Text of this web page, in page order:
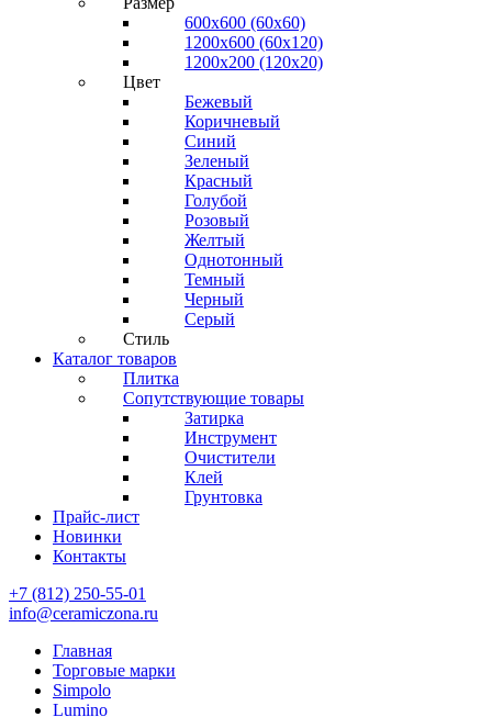
600х600 (60х60)
1200х600 (60х120)
1200х200 (120x20)
Цвет
Бежевый
Коричневый
Синий
Зеленый
Красный
Голубой
Розовый
Желтый
Однотонный
Темный
Черный
Серый
Стиль
Каталог товаров
Плитка
Сопутствующие товары
Затирка
Инструмент
Очистители
Клей
Грунтовка
Прайс-лист
Новинки
Контакты
+7 (812) 250-55-01
info@ceramiczona.ru
Главная
Торговые марки
Simpolo
Lumino